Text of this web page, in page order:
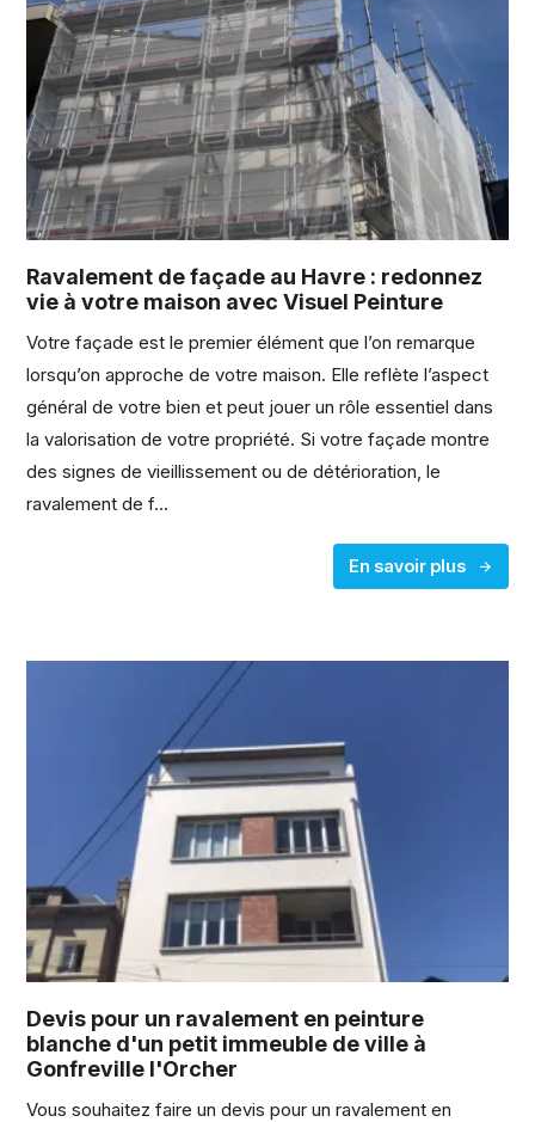
Ravalement de façade au Havre : redonnez
vie à votre maison avec Visuel Peinture
Votre façade est le premier élément que l’on remarque
lorsqu’on approche de votre maison. Elle reflète l’aspect
général de votre bien et peut jouer un rôle essentiel dans
la valorisation de votre propriété. Si votre façade montre
des signes de vieillissement ou de détérioration, le
ravalement de f...
En savoir plus
Devis pour un ravalement en peinture
blanche d'un petit immeuble de ville à
Gonfreville l'Orcher
Vous souhaitez faire un devis pour un ravalement en